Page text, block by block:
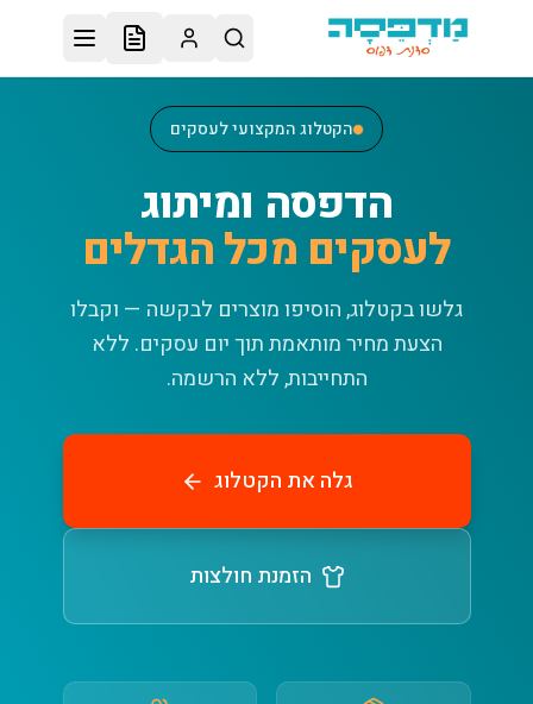
דלג לתוכן הראשי
הקטלוג המקצועי לעסקים
הדפסה ומיתוג
לעסקים מכל הגדלים
גלשו בקטלוג, הוסיפו מוצרים לבקשה — וקבלו
הצעת מחיר מותאמת תוך יום עסקים. ללא
התחייבות, ללא הרשמה.
גלה את הקטלוג
הזמנת חולצות